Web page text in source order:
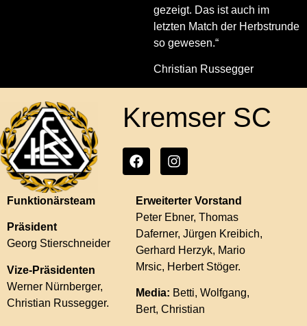
gezeigt. Das ist auch im
letzten Match der Herbstrunde
so gewesen.“
Christian Russegger
Kremser SC
Funktionärsteam
Präsident
Georg Stierschneider
Vize-Präsidenten
Werner Nürnberger,
Christian Russegger.
Erweiterter Vorstand
Peter Ebner, Thomas
Daferner, Jürgen Kreibich,
Gerhard Herzyk, Mario
Mrsic, Herbert Stöger.
Media: Betti, Wolfgang,
Bert, Christian